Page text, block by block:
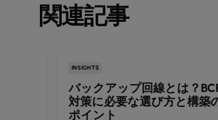
関連記事
INSIGHTS
バックアップ回線とは？BCP
対策に必要な選び方と構築の
ポイント